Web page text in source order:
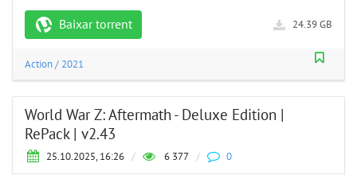
Baixar torrent 24.39 GB
Action/ 2021
World War Z: Aftermath - Deluxe Edition |
RePack | v2.43
25.10.2025, 16:26 / 6 377 / 0